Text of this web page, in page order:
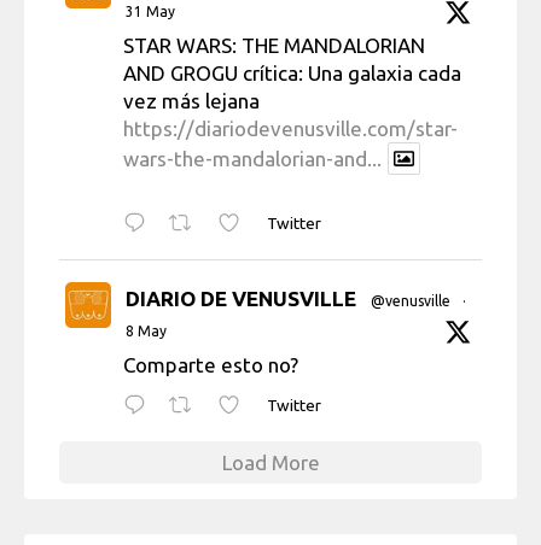
31 May
STAR WARS: THE MANDALORIAN
AND GROGU crítica: Una galaxia cada
vez más lejana
https://diariodevenusville.com/star-
wars-the-mandalorian-and...
Twitter
DIARIO DE VENUSVILLE @venusville
·
8 May
Comparte esto no?
Twitter
Load More